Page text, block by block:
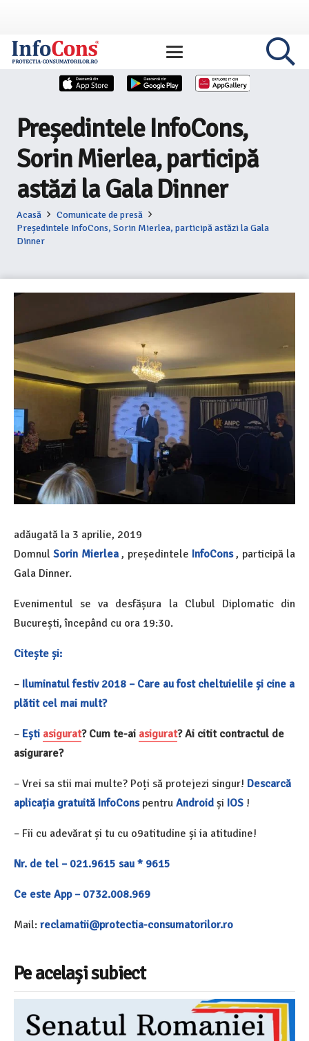
Președintele InfoCons,
Sorin Mierlea, participă
astăzi la Gala Dinner
Acasă
Comunicate de presă
Președintele InfoCons, Sorin Mierlea, participă astăzi la Gala
Dinner
adăugată la 3 aprilie, 2019
DomnulSorin Mierlea, președintele InfoCons, participă la
Gala Dinner.
Evenimentul se va desfășura la Clubul Diplomatic din
București, începând cu ora 19:30.
Citește și:
– Iluminatul festiv 2018 – Care au fost cheltuielile și cine a
plătit cel mai mult?
– Ești asigurat? Cum te-ai asigurat?Ai citit contractul de
asigurare?
– Vrei sa stii mai multe? Poți să protejezi singur! Descarcă
aplicația gratuită InfoConspentru Android și IOS !
– Fii cu adevărat și tu cu o9atitudine și ia atitudine!
Nr. de tel – 021.9615 sau * 9615
Ce este App – 0732.008.969
Mail: reclamatii@protectia-consumatorilor.ro
Pe același subiect